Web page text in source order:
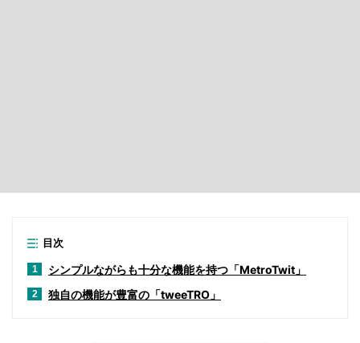
目次
1 シンプルながらも十分な機能を持つ「MetroTwit」
2 独自の機能が豊富の「tweeTRO」